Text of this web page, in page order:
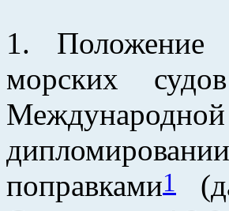
1. Положение
морских
поправками1